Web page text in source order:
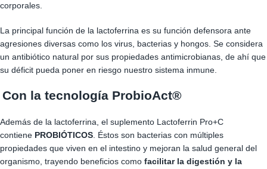
corporales.
La principal función de la lactoferrina es su función defensora ante
agresiones diversas como los virus, bacterias y hongos. Se considera
un antibiótico natural por sus propiedades antimicrobianas, de ahí que
su déficit pueda poner en riesgo nuestro sistema inmune.
Con la tecnología ProbioAct®
Además de la lactoferrina, el suplemento Lactoferrin Pro+C
contiene PROBIÓTICOS. Éstos son bacterias con múltiples
propiedades que viven en el intestino y mejoran la salud general del
organismo, trayendo beneficios como facilitar la digestión y la